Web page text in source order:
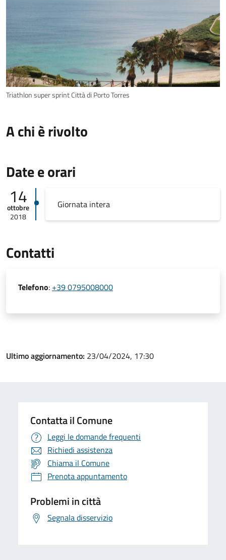
Triathlon super sprint Città di Porto Torres
A chi è rivolto
Date e orari
14
ottobre
2018
Giornata intera
Contatti
Telefono: +39 0795008000
Ultimo aggiornamento: 23/04/2024, 17:30
Contatta il Comune
Leggi le domande frequenti
Richiedi assistenza
Chiama il Comune
Prenota appuntamento
Problemi in città
Segnala disservizio